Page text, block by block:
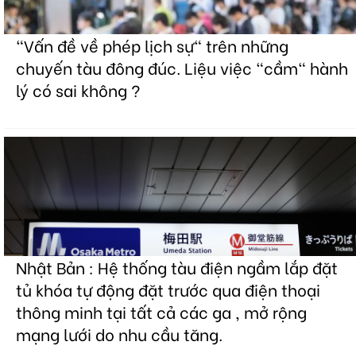
"Vấn đề về phép lịch sự" trên những
chuyến tàu đông đúc. Liệu việc "cầm" hành
lý có sai không ?
Nhật Bản : Hệ thống tàu điện ngầm lắp đặt
tủ khóa tự động đặt trước qua điện thoại
thông minh tại tất cả các ga , mở rộng
mạng lưới do nhu cầu tăng.